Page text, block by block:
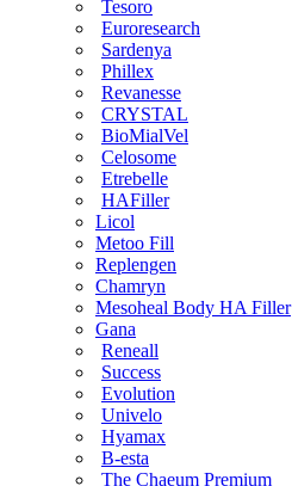
Tesoro
Euroresearch
Sardenya
Phillex
Revanesse
CRYSTAL
BioMialVel
Celosome
Etrebelle
HAFiller
Licol
Metoo Fill
Replengen
Chamryn
Mesoheal Body HA Filler
Gana
Reneall
Success
Evolution
Univelo
Hyamax
B-esta
The Chaeum Premium